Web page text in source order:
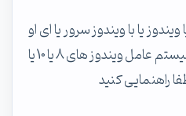
یا با ویندوز سرور یا ای او
اس . آیا بین تشخیص نوع سیستم عامل ویندوز های 8 یا 10 یا